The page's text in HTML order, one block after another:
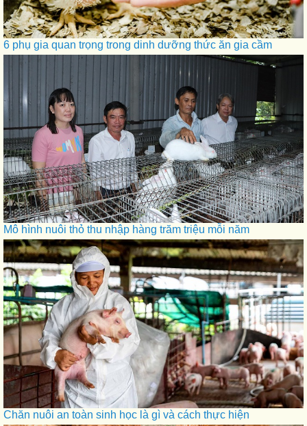
6 phụ gia quan trọng trong dinh dưỡng thức ăn gia cầm
Mô hình nuôi thỏ thu nhập hàng trăm triệu mỗi năm
Chăn nuôi an toàn sinh học là gì và cách thực hiện